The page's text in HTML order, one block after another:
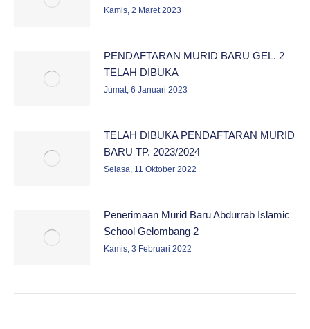
Kamis, 2 Maret 2023
PENDAFTARAN MURID BARU GEL. 2
TELAH DIBUKA
Jumat, 6 Januari 2023
TELAH DIBUKA PENDAFTARAN MURID
BARU TP. 2023/2024
Selasa, 11 Oktober 2022
Penerimaan Murid Baru Abdurrab Islamic
School Gelombang 2
Kamis, 3 Februari 2022